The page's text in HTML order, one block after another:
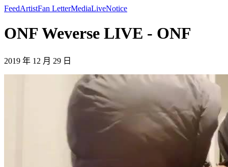
FeedArtistFan LetterMediaLiveNotice
ONF Weverse LIVE - ONF
2019 年 12 月 29 日